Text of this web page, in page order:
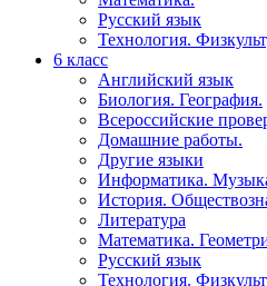
Русский язык
Технология.
6 класс
Английский язык
Биология. География.
Всероссийские
Домашние работы.
Другие языки
Информатика.
История.
Литература
Математика.
Русский язык
Технология.